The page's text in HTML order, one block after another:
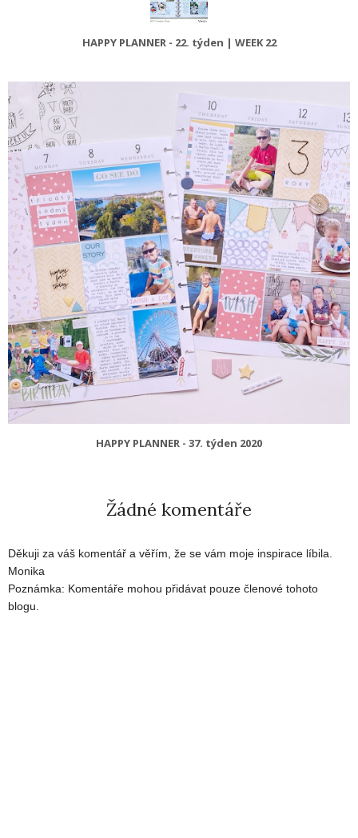
HAPPY PLANNER - 22. týden | WEEK 22
HAPPY PLANNER - 37. týden 2020
Žádné komentáře
Děkuji za váš komentář a věřím, že se vám moje inspirace líbila.
Monika
Poznámka: Komentáře mohou přidávat pouze členové tohoto
blogu.